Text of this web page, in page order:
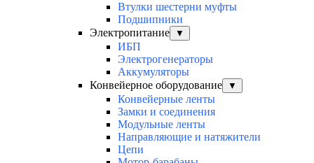
Втулки шестерни муфты
Подшипники
Электропитание
▼
ИБП
Электрогенераторы
Аккумуляторы
Конвейерное оборудование
▼
Конвейерные ленты
Замки и соединения
Модульные ленты
Направляющие и натяжители
Цепи